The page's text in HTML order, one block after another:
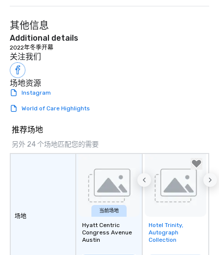
ultimate networking opportunities. At
a typical sit-down dinner, you’re lucky
to engage the person to the left and
right of you. Because our tours take
place at multiple restaurants, with
walking in between, there are
countless opportunities to interact
with different people when you sit
down at each venue and as you
experiences not only provide more
way to do so. Large Groups Welcome
groups, small or large. Our
experiences can accommodate
groups from as few as 1 to as many
as 500 guests, making us an ideal
choice for any corporate group event.
Stress-Free Booking Process Booking
a tour is stress-free and allows you to
enjoy the company of your guests
其他信息
Additional details
2022年冬季开幕
关注我们
场地资源
Instagram
World of Care Highlights
推荐场地
另外 24 个场地匹配您的需要
场地
当前场地
Hyatt Centric
Congress Avenue
Austin
Removed from
favorites
Hotel Trinity,
Autograph
Collection